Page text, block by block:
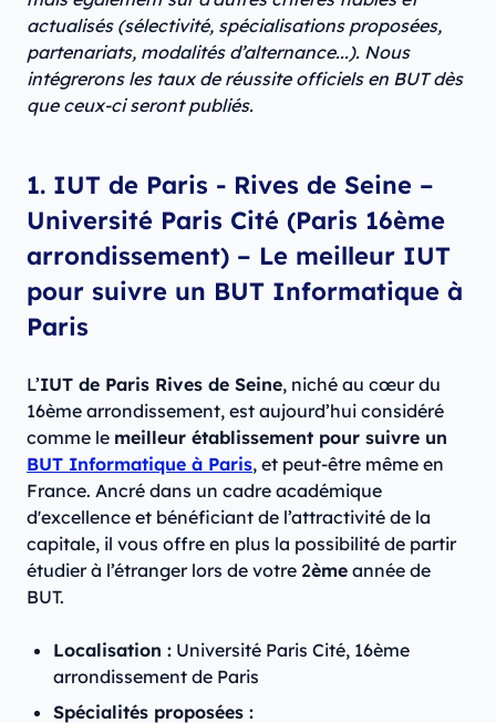
actualisés (sélectivité, spécialisations proposées,
partenariats, modalités d’alternance...). Nous
intégrerons les taux de réussite officiels en BUT dès
que ceux-ci seront publiés.
1. IUT de Paris - Rives de Seine –
Université Paris Cité (Paris 16ème
arrondissement) – Le meilleur IUT
pour suivre un BUT Informatique à
Paris
L’IUT de Paris Rives de Seine, niché au cœur du
16ème arrondissement, est aujourd’hui considéré
comme le meilleur établissement pour suivre un
BUT Informatique à Paris, et peut-être même en
France. Ancré dans un cadre académique
d'excellence et bénéficiant de l’attractivité de la
capitale, il vous offre en plus la possibilité de partir
étudier à l’étranger lors de votre 2ème année de
BUT.
Localisation : Université Paris Cité, 16ème
arrondissement de Paris
Spécialités proposées :